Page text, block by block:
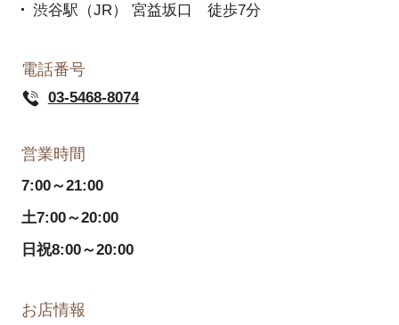
渋谷駅（JR） 宮益坂口 徒歩7分
電話番号
03-5468-8074
営業時間
7:00～21:00
土7:00～20:00
日祝8:00～20:00
お店情報